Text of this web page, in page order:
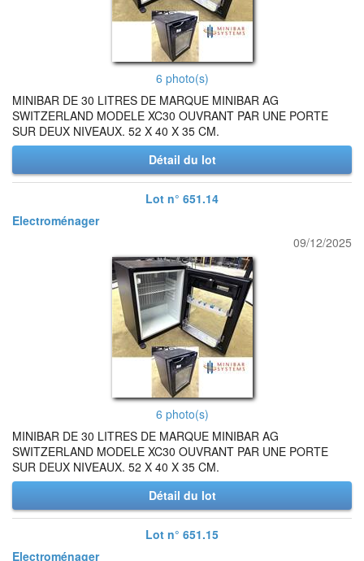
6 photo(s)
MINIBAR DE 30 LITRES DE MARQUE MINIBAR AG
SWITZERLAND MODELE XC30 OUVRANT PAR UNE PORTE
SUR DEUX NIVEAUX. 52 X 40 X 35 CM.
Détail du lot
Lot n° 651.14
Electroménager
09/12/2025
6 photo(s)
MINIBAR DE 30 LITRES DE MARQUE MINIBAR AG
SWITZERLAND MODELE XC30 OUVRANT PAR UNE PORTE
SUR DEUX NIVEAUX. 52 X 40 X 35 CM.
Détail du lot
Lot n° 651.15
Electroménager